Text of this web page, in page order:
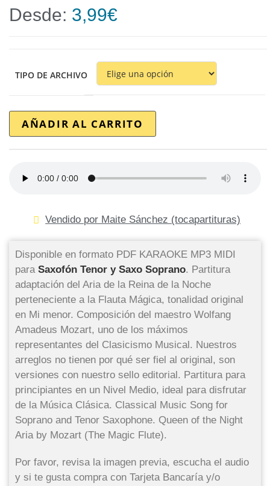
Desde: 3,99€
TIPO DE ARCHIVO
AÑADIR AL CARRITO
Vendido por Maite Sánchez (tocapartituras)
Disponible en formato PDF KARAOKE MP3 MIDI
para Saxofón Tenor y Saxo Soprano. Partitura
adaptación del Aria de la Reina de la Noche
perteneciente a la Flauta Mágica, tonalidad original
en Mi menor. Composición del maestro Wolfang
Amadeus Mozart, uno de los máximos
representantes del Clasicismo Musical. Nuestros
arreglos no tienen por qué ser fiel al original, son
versiones con nuestro sello editorial. Partitura para
principiantes en un Nivel Medio, ideal para disfrutar
de la Música Clásica. Classical Music Song for
Soprano and Tenor Saxophone. Queen of the Night
Aria by Mozart (The Magic Flute).
Por favor, revisa la imagen previa, escucha el audio
y si te gusta compra con Tarjeta Bancaría y/o